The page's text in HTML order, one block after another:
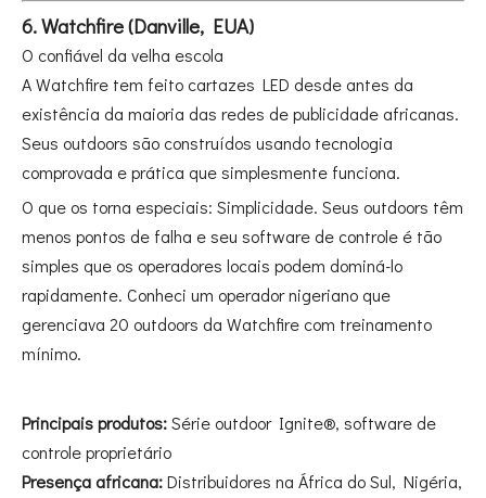
6. Watchfire (Danville, EUA)
O confiável da velha escola
A Watchfire tem feito cartazes LED desde antes da
existência da maioria das redes de publicidade africanas.
Seus outdoors são construídos usando tecnologia
comprovada e prática que simplesmente funciona.
O que os torna especiais: Simplicidade. Seus outdoors têm
menos pontos de falha e seu software de controle é tão
simples que os operadores locais podem dominá-lo
rapidamente. Conheci um operador nigeriano que
gerenciava 20 outdoors da Watchfire com treinamento
mínimo.
Principais produtos:Série outdoor Ignite®, software de
controle proprietário
Presença africana:Distribuidores na África do Sul, Nigéria,